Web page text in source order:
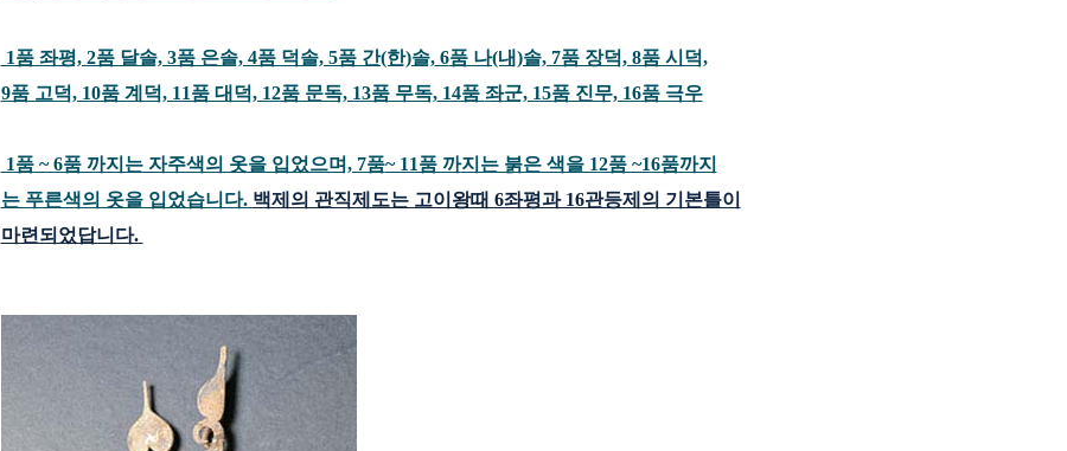
1품 좌평, 2품 달솔, 3품 은솔, 4품 덕솔, 5품 간(한)솔,6품 나(내)솔, 7품 장덕, 8품 시덕,
9품 고덕, 10품 계덕, 11품 대덕, 12품 문독, 13품 무독,14품 좌군, 15품 진무, 16품 극우
1품 ~ 6품 까지는 자주색의 옷을 입었으며, 7품~ 11품 까지는 붉은 색을 12품 ~16품까지
는 푸른색의 옷을 입었습니다. 백제의 관직제도는 고이왕때 6좌평과 16관등제의 기본틀이
마련되었답니다.